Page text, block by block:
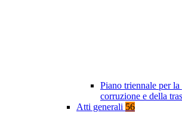
Piano triennale per
corruzione e della
Atti generali 56